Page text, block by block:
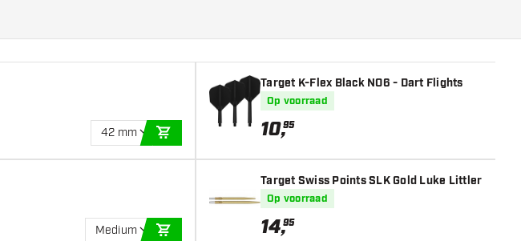
42 mm
Medium
Target K-Flex Black NO6 - Dart Flights
Op voorraad
10,95
Target Swiss Points SLK Gold Luke Littler
Op voorraad
14,95